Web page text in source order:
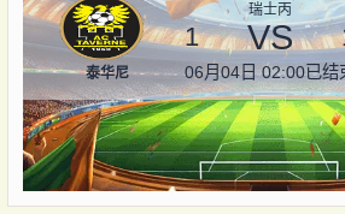
泰华尼
瑞士丙
1 VS
06月04日 02:00已结